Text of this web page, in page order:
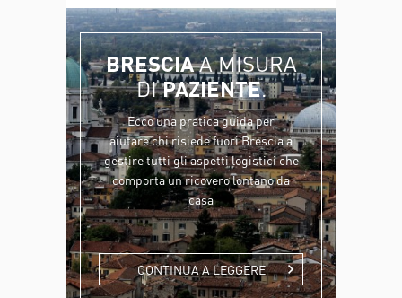
BRESCIAA MISURA
DIPAZIENTE.
Ecco una pratica guida per
aiutare chi risiede fuori Brescia a
gestire tutti gli aspetti logistici che
comporta un ricovero lontano da
casa
CONTINUA A LEGGERE